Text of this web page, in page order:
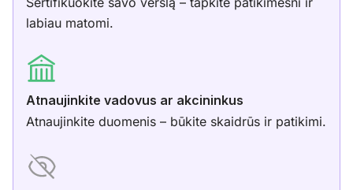
labiau matomi.
Atnaujinkite vadovus ar akcininkus
Atnaujinkite duomenis – būkite skaidrūs ir patikimi.